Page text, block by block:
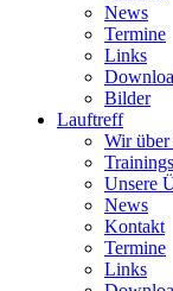
News
Termine
Links
Bilder
Lauftreff
Wir über
Unsere
News
Kontakt
Termine
Links